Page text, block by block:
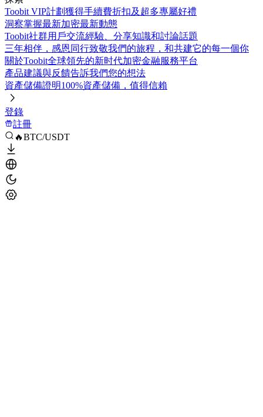
Toobit VIP計劃獲得手續費折扣及超多專屬好禮
洞察掌握最新加密最新動態
Toobit社群用戶交流經驗、分享知識和討論話題
三年相伴，感恩同行致敬我們的旅程，和共建它的每一個你
關於Toobit全球領先的新时代加密金融服務平台
產品建議與反饋告訴我們您的想法
資產儲備證明100%資產儲備，值得信賴
登錄
註冊
🔥BTC/USDT